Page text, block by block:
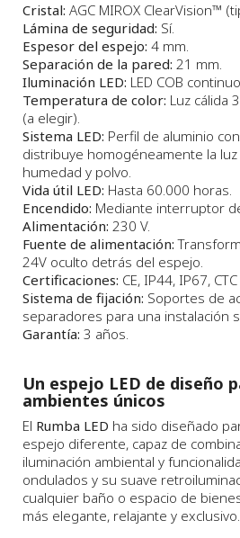
Cristal: AGC MIROX ClearVision™
Lámina de seguridad: Sí.
Espesor del espejo: 4 mm.
Separación de la pared: 21 mm.
Iluminación LED: LED COB
Temperatura de color: Luz cálida
(a elegir).
Sistema LED: Perfil de aluminio
distribuye homogéneamente la
humedad y polvo.
Vida útil LED: Hasta 60.000 horas.
Encendido: Mediante interruptor
Alimentación: 230 V.
Fuente de alimentación:
24V oculto detrás del espejo.
Certificaciones: CE, IP44, IP67,
Sistema de fijación: Soportes de
separadores para una instalación
Garantía: 3 años.
Un espejo LED de diseño
ambientes únicos
El Rumba LED ha sido diseñado
espejo diferente, capaz de
iluminación ambiental y
ondulados y su suave
cualquier baño o espacio de
más elegante, relajante y exclusivo.